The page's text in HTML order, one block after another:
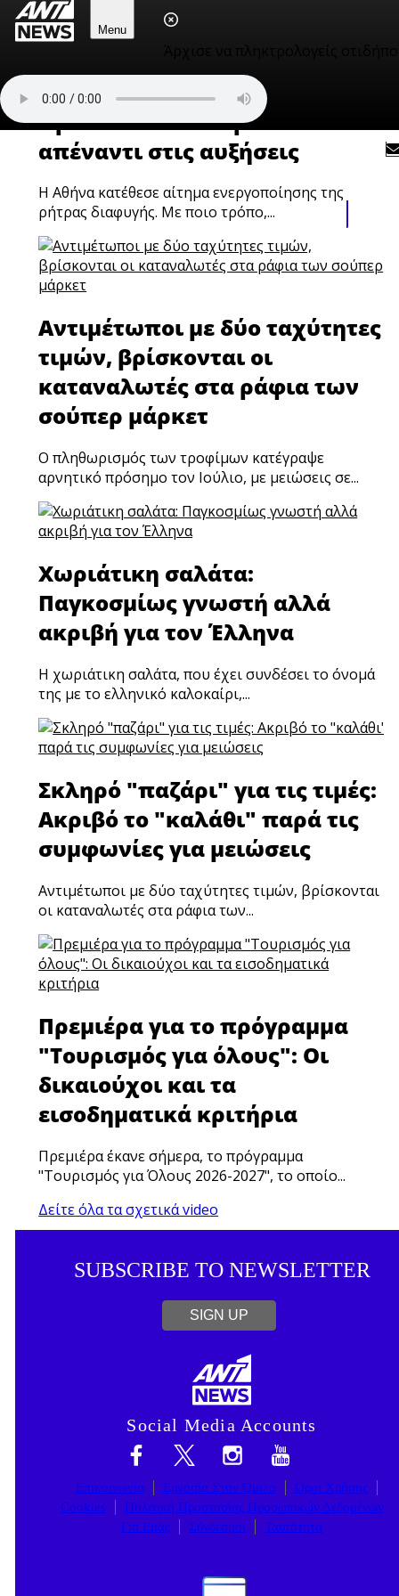
Menu
Ενεργειακή κρίση: Η Ελλάδα
προσπαθεί να θωρακιστεί
απέναντι στις αυξήσεις
Η Αθήνα κατέθεσε αίτημα ενεργοποίησης της
ρήτρας διαφυγής. Με ποιο τρόπο,...
Αντιμέτωποι με δύο ταχύτητες
τιμών, βρίσκονται οι
καταναλωτές στα ράφια των
σούπερ μάρκετ
Ο πληθωρισμός των τροφίμων κατέγραψε
αρνητικό πρόσημο τον Ιούλιο, με μειώσεις σε...
Χωριάτικη σαλάτα:
Παγκοσμίως γνωστή αλλά
ακριβή για τον Έλληνα
Η χωριάτικη σαλάτα, που έχει συνδέσει το όνομά
της με το ελληνικό καλοκαίρι,...
Σκληρό "παζάρι" για τις τιμές:
Ακριβό το "καλάθι" παρά τις
συμφωνίες για μειώσεις
Αντιμέτωποι με δύο ταχύτητες τιμών, βρίσκονται
οι καταναλωτές στα ράφια των...
Πρεμιέρα για το πρόγραμμα
"Τουρισμός για όλους": Οι
δικαιούχοι και τα
εισοδηματικά κριτήρια
Πρεμιέρα έκανε σήμερα, το πρόγραμμα
"Τουρισμός για Όλους 2026-2027", το οποίο...
Δείτε όλα τα σχετικά video
SUBSCRIBE TO NEWSLETTER
SIGN UP
Social Media Accounts
Επικοινωνία Εργασία Στον Όμιλο
Όροι Χρήσης
Cookies
Πολιτική Προστασίας Προσωπικών Δεδομένων
Για Εμάς
Σύνδεσμοι Ταυτότητα